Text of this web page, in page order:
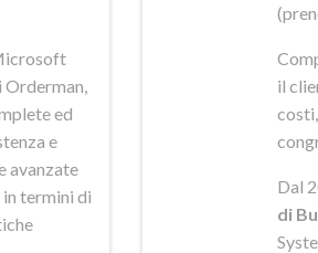
ed
e
avanzate
termini di
il
Dal
di